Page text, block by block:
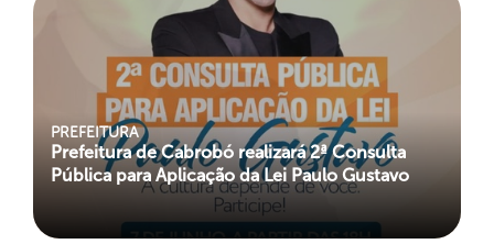
PREFEITURA
Prefeitura de Cabrobó realizará 2ª Consulta
Pública para Aplicação da Lei Paulo Gustavo